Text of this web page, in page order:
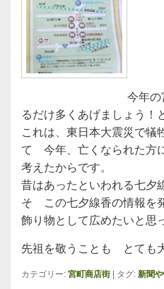
今年の
るだけ多くあげましょう！
これは、東日本大震災で
て 今年、亡くなられた方
考えたからです。
昔はあったといわれる七夕
そ この七夕線香の情報を
飾り物として広めたいと思
先祖を敬うことも とても
カテゴリー: 宮町商店街 タグ: 新聞